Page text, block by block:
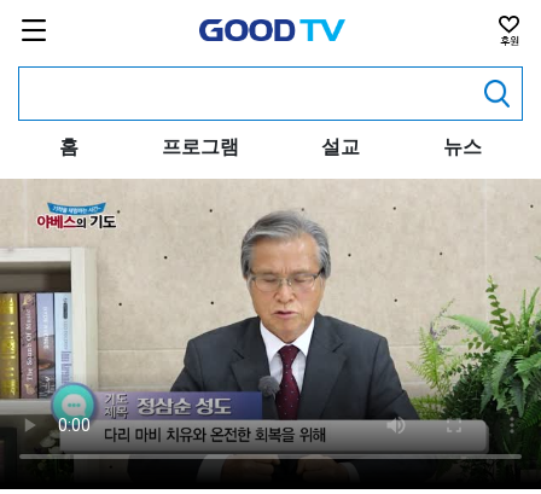
홈 프로그램 설교 뉴스